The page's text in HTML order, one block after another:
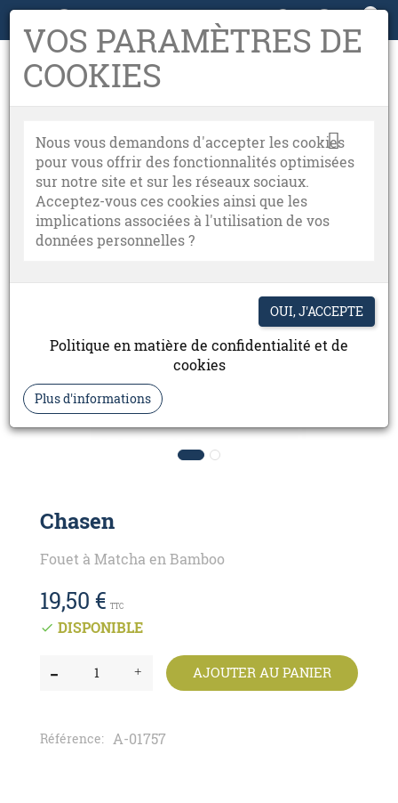
VOS PARAMÈTRES DE
COOKIES
Nous vous demandons d'accepter les cookies
pour vous offrir des fonctionnalités optimisées
sur notre site et sur les réseaux sociaux.
Acceptez-vous ces cookies ainsi que les
implications associées à l'utilisation de vos
données personnelles ?
Politique en matière de confidentialité et de
cookies
0
Chasen
Fouet à Matcha en Bamboo
19,50 € TTC
 DISPONIBLE
AJOUTER AU PANIER
Référence: A-01757